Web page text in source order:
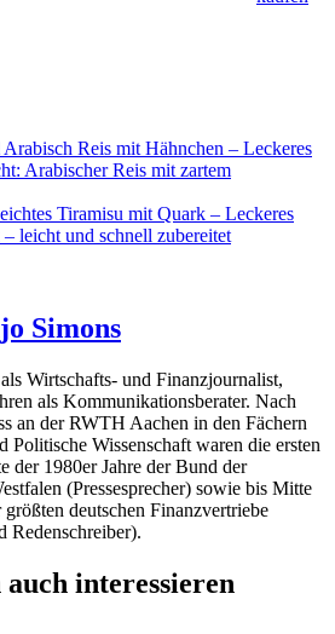
Arabisch Reis mit Hähnchen – Leckeres
Arabischer Reis mit zartem
Tiramisu mit Quark – Leckeres
leicht und schnell zubereitet
Simons
Wirtschafts- und Finanzjournalist,
als Kommunikationsberater. Nach
an der RWTH Aachen in den Fächern
Wissenschaft waren die ersten
der 1980er Jahre der Bund der
(Pressesprecher) sowie bis Mitte
deutschen Finanzvertriebe
Redenschreiber).
interessieren